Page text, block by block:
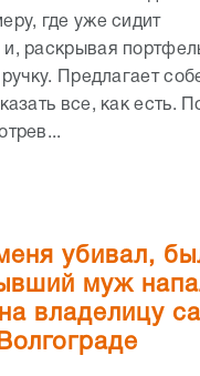
где уже сидит
раскрывая
Предлагает
все, как есть.
убивал,
муж
владелицу